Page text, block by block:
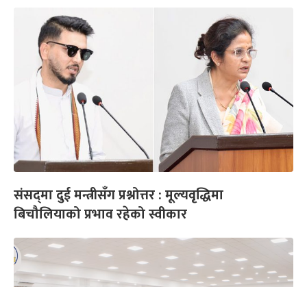
संसद्‌मा दुई मन्त्रीसँग प्रश्नोत्तर : मूल्यवृद्धिमा
बिचौलियाको प्रभाव रहेको स्वीकार